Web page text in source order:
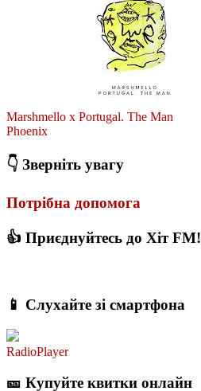
Marshmello x Portugal. The Man
Phoenix
👇 Зверніть увагу
Потрібна допомога
👍 Приєднуйтесь до Хіт FM!
📱 Слухайте зі смартфона
RadioPlayer
🎫 Купуйте квитки онлайн